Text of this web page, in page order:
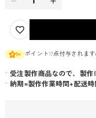
1× ポイント17点付与されます
* 受注製作商品なので、製
* 納期=製作作業時間+配送時